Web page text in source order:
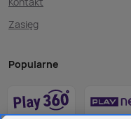
Zasięg
Popularne